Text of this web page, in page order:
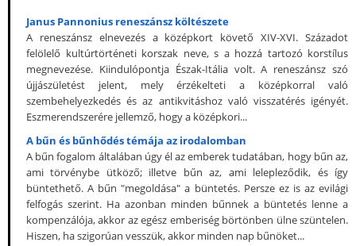
Janus Pannonius reneszánsz költészete
A reneszánsz elnevezés a középkort követő XIV-XVI. Századot
felölelő kultúrtörténeti korszak neve, s a hozzá tartozó korstílus
megnevezése. Kiindulópontja Észak-Itália volt. A reneszánsz szó
újjászületést jelent, mely érzékelteti a középkorral való
szembehelyezkedés és az antikvitáshoz való visszatérés igényét.
Eszmerendszerére jellemző, hogy a középkori...
A bűn és bűnhődés témája az irodalomban
A bűn fogalom általában úgy él az emberek tudatában, hogy bűn az,
ami törvénybe ütköző; illetve bűn az, ami lelepleződik, és így
büntethető. A bűn "megoldása" a büntetés. Persze ez is az evilági
felfogás szerint. Ha azonban minden bűnnek a büntetés lenne a
kompenzálója, akkor az egész emberiség börtönben ülne szüntelen.
Hiszen, ha szigorúan vesszük, akkor minden nap bűnöket...